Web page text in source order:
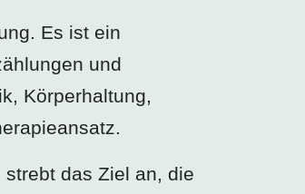
Es ist ein
und
Körperhaltung,
das Ziel an, die